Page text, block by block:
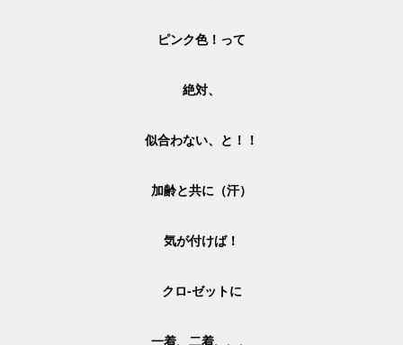
ピンク色！って
絶対、
似合わない、と！！
加齢と共に（汗）
気が付けば！
クロ-ゼットに
一着、二着、、、